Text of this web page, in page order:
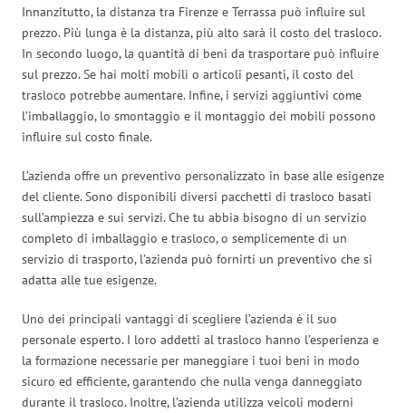
Innanzitutto, la distanza tra Firenze e Terrassa può influire sul
prezzo. Più lunga è la distanza, più alto sarà il costo del trasloco.
In secondo luogo, la quantità di beni da trasportare può influire
sul prezzo. Se hai molti mobili o articoli pesanti, il costo del
trasloco potrebbe aumentare. Infine, i servizi aggiuntivi come
l’imballaggio, lo smontaggio e il montaggio dei mobili possono
influire sul costo finale.
L’azienda offre un preventivo personalizzato in base alle esigenze
del cliente. Sono disponibili diversi pacchetti di trasloco basati
sull’ampiezza e sui servizi. Che tu abbia bisogno di un servizio
completo di imballaggio e trasloco, o semplicemente di un
servizio di trasporto, l’azienda può fornirti un preventivo che si
adatta alle tue esigenze.
Uno dei principali vantaggi di scegliere l’azienda è il suo
personale esperto. I loro addetti al trasloco hanno l’esperienza e
la formazione necessarie per maneggiare i tuoi beni in modo
sicuro ed efficiente, garantendo che nulla venga danneggiato
durante il trasloco. Inoltre, l’azienda utilizza veicoli moderni